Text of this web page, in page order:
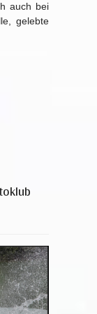
auch bei
gelebte